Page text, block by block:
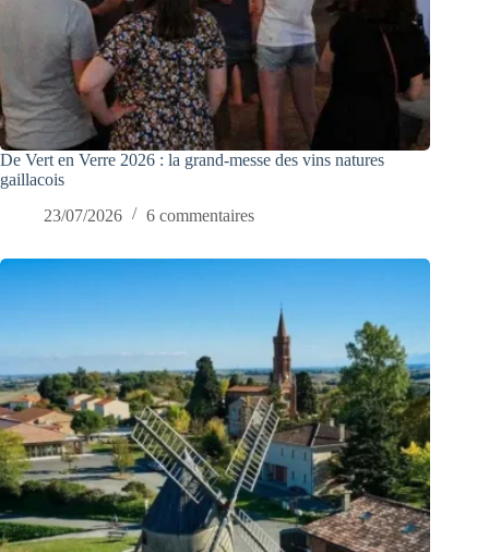
De Vert en Verre 2026 : la grand-messe des vins natures
gaillacois
23/07/2026
6 commentaires